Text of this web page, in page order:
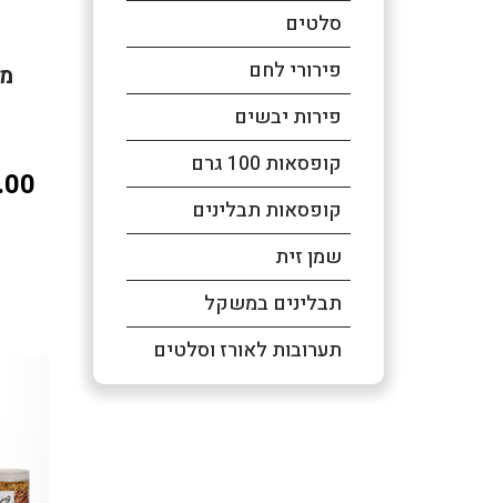
סלטים
פירורי לחם
פירות יבשים
קופסאות 100 גרם
קופסאות תבלינים
שמן זית
תבלינים במשקל
תערובות לאורז וסלטים